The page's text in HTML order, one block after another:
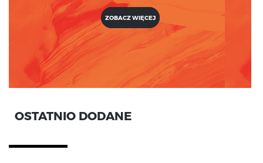
ZOBACZ WIĘCEJ
OSTATNIO DODANE